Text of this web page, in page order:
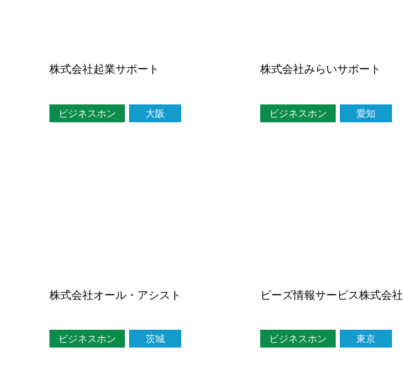
株式会社起業サポート
ビジネスホン 大阪
株式会社みらいサポート
ビジネスホン 愛知
株式会社オール・アシスト
ビジネスホン 茨城
ビーズ情報サービス株式会社
ビジネスホン 東京